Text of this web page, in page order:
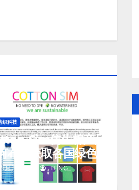
织科技
Sim仿生棉产品
布局获取各国绿色
减免?
月, 2026 TENG